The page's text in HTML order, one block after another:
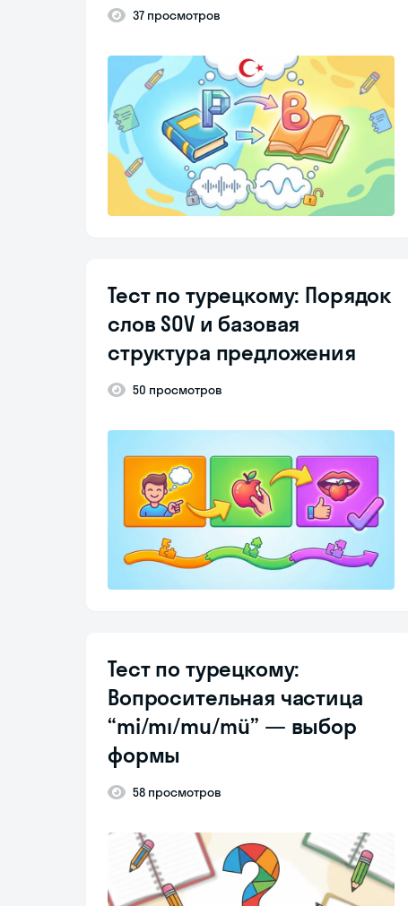
37 просмотров
Тест по турецкому: Порядок
слов SOV и базовая
структура предложения
50 просмотров
Тест по турецкому:
Вопросительная частица
“mi/mı/mu/mü” — выбор
формы
58 просмотров